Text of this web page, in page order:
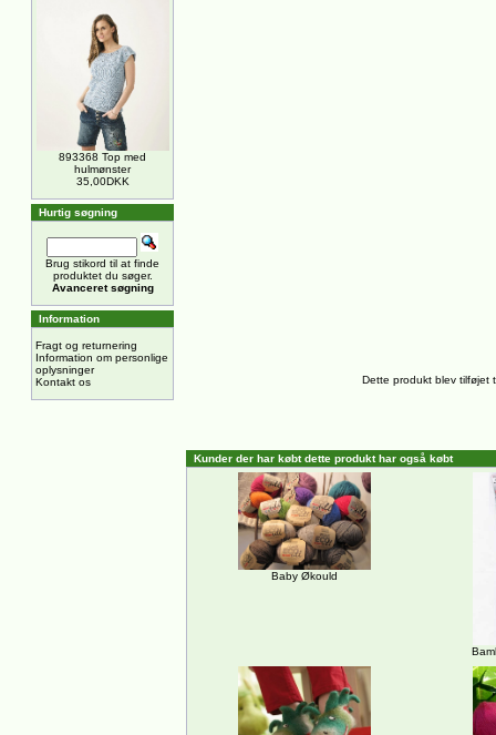
893368 Top med
hulmønster
35,00DKK
Hurtig søgning
Brug stikord til at finde
produktet du søger.
Avanceret søgning
Information
Fragt og returnering
Information om personlige
oplysninger
Kontakt os
Dette produkt blev tilføjet
Kunder der har købt dette produkt har også købt
Baby Økould